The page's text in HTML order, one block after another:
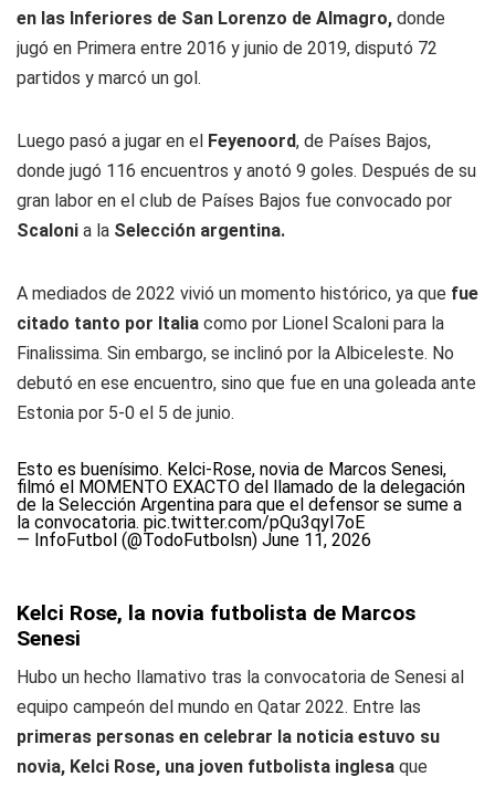
en las Inferiores de San Lorenzo de Almagro, donde
jugó en Primera entre 2016 y junio de 2019, disputó 72
partidos y marcó un gol.
Luego pasó a jugar en el Feyenoord, de Países Bajos,
donde jugó 116 encuentros y anotó 9 goles. Después de su
gran labor en el club de Países Bajos fue convocado por
Scaloni a la Selección argentina.
A mediados de 2022 vivió un momento histórico, ya que fue
citado tanto por Italia como por Lionel Scaloni para la
Finalissima. Sin embargo, se inclinó por la Albiceleste. No
debutó en ese encuentro, sino que fue en una goleada ante
Estonia por 5-0 el 5 de junio.
Esto es buenísimo. Kelci-Rose, novia de Marcos Senesi,
filmó el MOMENTO EXACTO del llamado de la delegación
de la Selección Argentina para que el defensor se sume a
la convocatoria. pic.twitter.com/pQu3qyI7oE
— InfoFutbol (@TodoFutbolsn) June 11, 2026
Kelci Rose, la novia futbolista de Marcos
Senesi
Hubo un hecho llamativo tras la convocatoria de Senesi al
equipo campeón del mundo en Qatar 2022. Entre las
primeras personas en celebrar la noticia estuvo su
novia, Kelci Rose, una joven futbolista inglesa que